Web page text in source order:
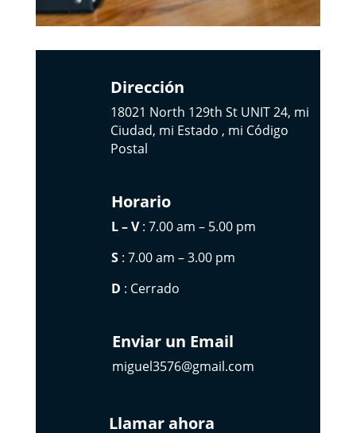
Dirección
18021 North 129th St UNIT 24, mi
Ciudad, mi Estado , mi Código
Postal
Horario
L – V: 7.00 am – 5.00 pm
S: 7.00 am – 3.00 pm
D : Cerrado
Enviar un Email
miguel3576@gmail.com
Llamar ahora